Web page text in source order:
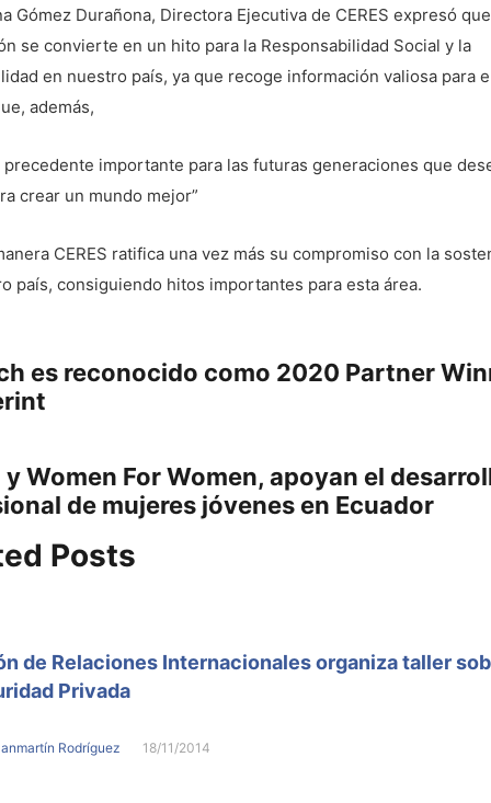
Gómez Durañona, Directora Ejecutiva de CERES expresó
se convierte en un hito para la Responsabilidad Social y la
en nuestro país, ya que recoge información valiosa para
además,
precedente importante para las futuras generaciones que
crear un mundo mejor”
CERES ratifica una vez más su compromiso con la
país, consiguiendo hitos importantes para esta área.
es reconocido como 2020 Partner
Women For Women, apoyan el
de mujeres jóvenes en Ecuador
Posts
de Relaciones Internacionales organiza taller
Privada
Rodríguez 18/11/2014